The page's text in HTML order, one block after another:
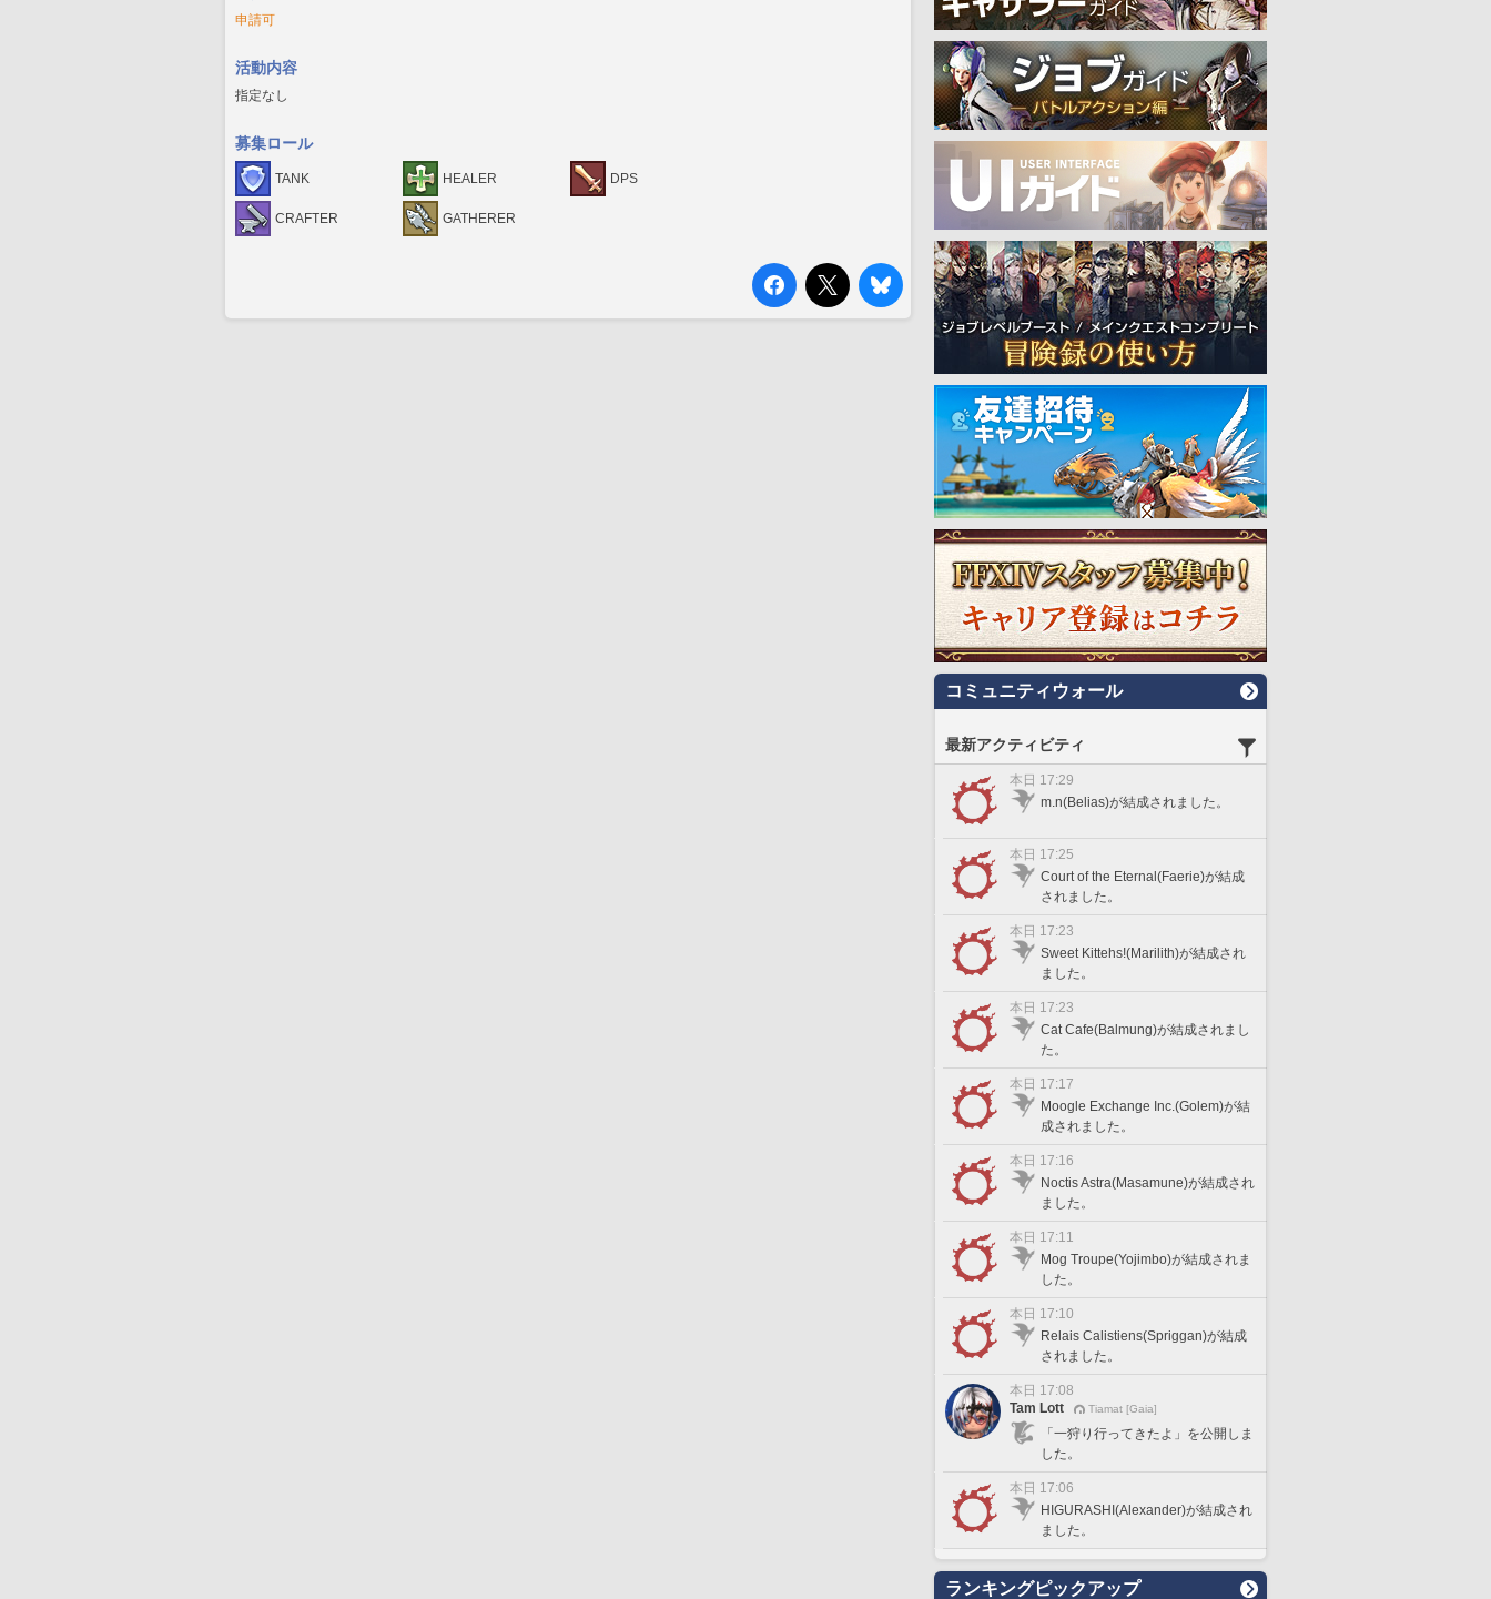
申請可
活動内容
指定なし
募集ロール
TANK HEALER DPS
CRAFTER GATHERER
コミュニティウォール
最新アクティビティ
本日 17:29
m.n(Belias)が結成されました。
本日 17:25
Court of the Eternal(Faerie)が結成
されました。
本日 17:23
Sweet Kittehs!(Marilith)が結成され
ました。
本日 17:23
Cat Cafe(Balmung)が結成されまし
た。
本日 17:17
Moogle Exchange Inc.(Golem)が結
成されました。
本日 17:16
Noctis Astra(Masamune)が結成され
ました。
本日 17:11
Mog Troupe(Yojimbo)が結成されま
した。
本日 17:10
Relais Calistiens(Spriggan)が結成
されました。
本日 17:08
Tam Lott
Tiamat [Gaia]
「一狩り行ってきたよ」を公開しま
した。
本日 17:06
HIGURASHI(Alexander)が結成され
ました。
ランキングピックアップ